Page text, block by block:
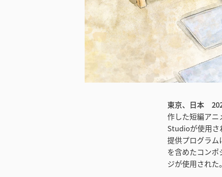
東京、日本
作した短編アニ
Studioが使用さ
提供プログラ
を含めたコン
ジが使用された。